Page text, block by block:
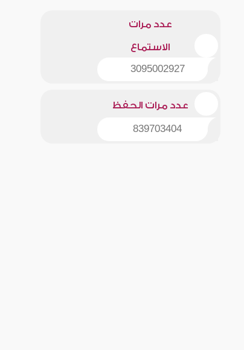
عدد مرات
الاستماع
3095002927
عدد مرات الحفظ
839703404